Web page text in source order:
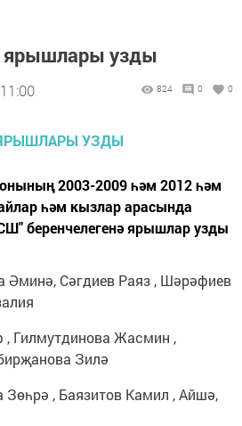
узды
824 0 0
2003-2009 һәм 2012 һәм
һәм кызлар арасында
беренчелегенә ярышлар узды
Әминә, Сәгдиев Раяз , Шәрәфиев
, Гилмутдинова Жасмин ,
Зилә
Зөһрә , Баязитов Камил , Айшә,